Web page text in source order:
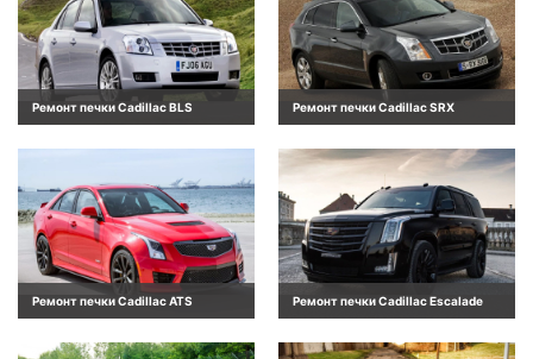
Ремонт печки Cadillac BLS Ремонт печки Cadillac SRX
Ремонт печки Cadillac ATS Ремонт печки Cadillac Escalade